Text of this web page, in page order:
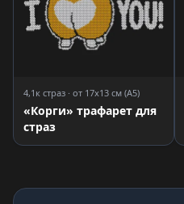
4,1к страз · от 17x13 см (A5)
«Корги» трафарет для
страз